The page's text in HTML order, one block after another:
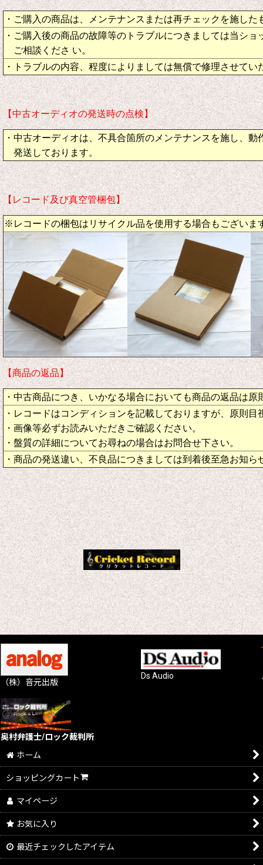
・ご購入の商品は、メンテナンスまたは再チェックを施し
・ご購入後の商品の故障等のトラブルにつきましては当ショ
ご相談くださ い。
・トラブルの内容、程度によりましては無償で修理させてい
【中古オーディオの発送時の点検】
・中古オーディオは、不具合箇所のメンテナンスを施し、動
発送しております。
【レコード及び真空管梱包】
※レコードの梱包はリサイクル品を使用する場合もございま
【商品の返品】
・中古商品につき、いかなる場合においても商品の返品は原
・レコードはコンディションを記載しておりますが、原則目
・画像等必ずお読みいただきご確認ください。
・盤質の詳細についてお尋ねの場合はお問合せ下さい。
・商品の発送違い、不良品につきましては到着後至急お知ら
（株）音元出版
Ds Audio
奥村弁護士/ロック裁判所
ホーム
ショッピングカート
マイページ
お気に入り
最近チェックしたアイテム